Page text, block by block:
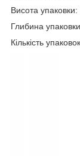
Висота
Глибина
Кількість